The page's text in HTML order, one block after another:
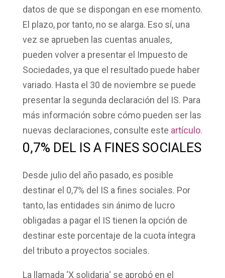
datos de que se dispongan en ese momento.
El plazo, por tanto, no se alarga. Eso sí, una
vez se aprueben las cuentas anuales,
pueden volver a presentar el Impuesto de
Sociedades, ya que el resultado puede haber
variado. Hasta el 30 de noviembre se puede
presentar la segunda declaración del IS. Para
más información sobre cómo pueden ser las
nuevas declaraciones, consulte este artículo.
0,7% DEL IS A FINES SOCIALES
Desde julio del año pasado, es posible
destinar el 0,7% del IS a fines sociales. Por
tanto, las entidades sin ánimo de lucro
obligadas a pagar el IS tienen la opción de
destinar este porcentaje de la cuota íntegra
del tributo a proyectos sociales.
La llamada ‘X solidaria‘ se aprobó en el